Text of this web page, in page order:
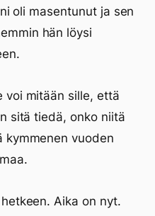
oli masentunut ja sen
hän löysi
voi mitään sille, että
sitä tiedä, onko niitä
kymmenen vuoden
Aika on nyt.